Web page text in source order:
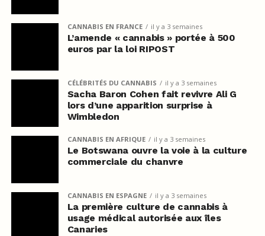
CANNABIS EN FRANCE il y a 3 semaines
L’amende « cannabis » portée à 500
euros par la loi RIPOST
CÉLÉBRITÉS DU CANNABIS il y a 3 semaines
Sacha Baron Cohen fait revivre Ali G
lors d’une apparition surprise à
Wimbledon
CANNABIS EN AFRIQUE il y a 3 semaines
Le Botswana ouvre la voie à la culture
commerciale du chanvre
CANNABIS EN ESPAGNE il y a 3 semaines
La première culture de cannabis à
usage médical autorisée aux îles
Canaries